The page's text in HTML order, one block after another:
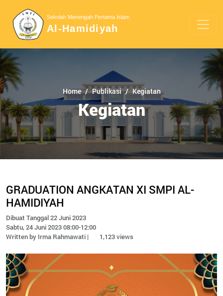
Sekolah Menengah Pertama Islam
Al-Hamidiyah
Home Publikasi Kegiatan
Kegiatan
GRADUATION ANGKATAN XI SMPI AL-
HAMIDIYAH
Dibuat Tanggal 22 Juni 2023
Sabtu, 24 Juni 2023 08:00-12:00
Written by Irma Rahmawati |
1,123 views